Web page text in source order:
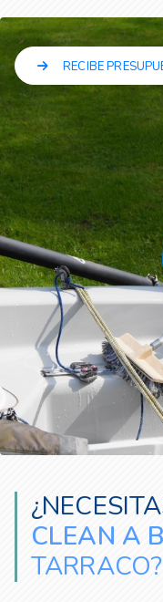
RECIBE
CLEAN A
TARRACO?